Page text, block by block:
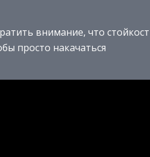
внимание, что
просто накачаться